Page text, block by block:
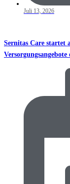
Juli 13, 2026
Sernitas Care startet